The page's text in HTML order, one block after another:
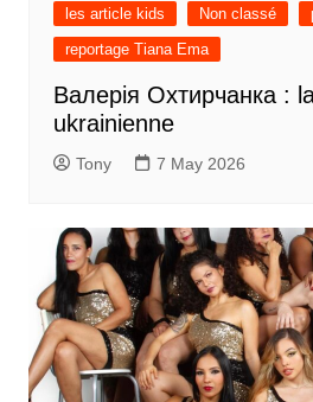
les article kids Non classé
reportage Tiana Ema
Валерія Охтирчанка :
ukrainienne
Tony 7 May 2026